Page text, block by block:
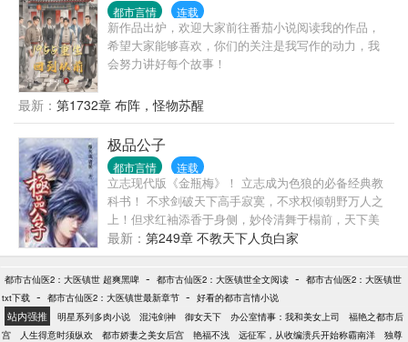
都市言情 连载
新作品出炉，欢迎大家前往番茄小说阅读我的作品，
希望大家能够喜欢，你们的关注是我写作的动力，我
会努力讲好每个故事！
最新： 第1732章 布阵，怪物苏醒
极品公子
都市言情 连载
立志现代版《金瓶梅》！ 立志成为色狼的必备经典教
科书！ 不求剑破天下高手寂寞，不求权倾朝野万人之
上！但求红袖添香于身侧，妙伶清舞于榻前，天下美
女尽在我手，人生至此，夫复何求？？？ 先下手者妻
妾成群，后下手者光棍一个！我的最大乐趣就是让所
有鲜花插在我这朵牛粪上！而且是心甘情愿的插！
最新： 第249章 不教天下人负白家
都市古仙医2：大医镇世 超爽黑啤 - 都市古仙医2：大医镇世全文阅读 - 都市古仙医2：大医镇世
txt下载 - 都市古仙医2：大医镇世最新章节 - 好看的都市言情小说
站内强推 明星系列多肉小说 混沌剑神 御女天下 办公室情事：我和美女上司
福艳之都市后
宫
人生得意时须纵欢 都市娇妻之美女后宫 艳福不浅 远征军，从收编溃兵开始称霸南洋
独尊